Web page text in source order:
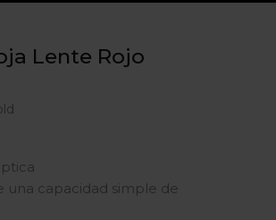
Lente Rojo
una capacidad simple de